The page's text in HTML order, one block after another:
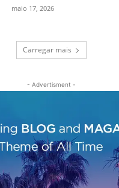
maio 17, 2026
Carregar mais
- Advertisment -